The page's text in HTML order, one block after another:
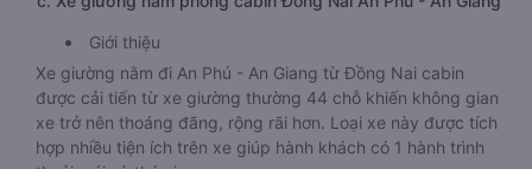
1,9m còn chiều rộng gấp rưỡi so với giường thông thường
nên phù hợp với cả du khách nước ngoài lẫn du khách Việt
c. Xe giường nằm phòng cabin Đồng Nai An Phú - An Giang
Giới thiệu
Xe giường nằm đi An Phú - An Giang từ Đồng Nai cabin